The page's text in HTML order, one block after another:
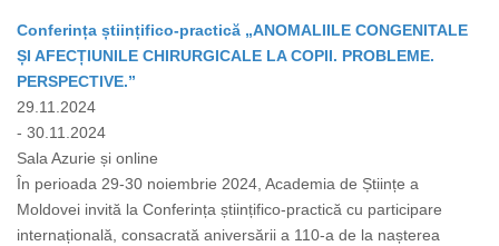
Conferința științifico-practică „ANOMALIILE CONGENITALE
ȘI AFECȚIUNILE CHIRURGICALE LA COPII. PROBLEME.
PERSPECTIVE.”
29.11.2024
- 30.11.2024
Sala Azurie și online
În perioada 29-30 noiembrie 2024, Academia de Științe a
Moldovei invită la Conferința științifico-practică cu participare
internațională, consacrată aniversării a 110-a de la nașterea